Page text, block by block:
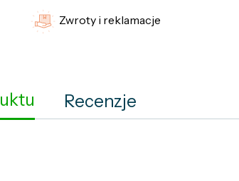
Zwroty i reklamacje
Recenzje